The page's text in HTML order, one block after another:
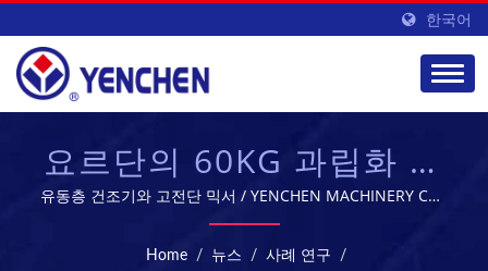
한국어
요르단의 60KG 과립화 라
인 사례 | 제약 제조 및 가
공 장비 | YENCHEN
유동층 건조기와 고전단 믹서 / YENCHEN MACHINERY CO.,
LTD.는 60년 동안 제약 기계 제조에 전문화되어 있습니다.
Home / 뉴스 / 사례 연구
/